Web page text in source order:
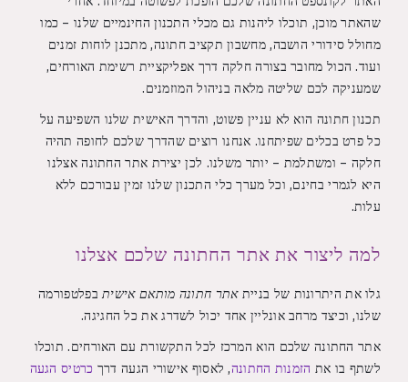
שהאתר מוכן, תוכלו ליהנות גם מכלי התכנון החינמיים שלנו – כמו
מחולל סידורי הושבה, מחשבון תקציב חתונה, מתכנן לוחות זמנים
ועוד. הכול מחובר בצורה חלקה דרך אפליקציית רשימת האורחים,
שמעניקה לכם שליטה מלאה בניהול המוזמנים.
תכנון חתונה הוא לא עניין פשוט, והדרך האישית שלנו השפיעה על
כל פרט בכלים שפיתחנו. אנחנו רוצים שהדרך שלכם לחופה תהיה
חלקה – ומשתלמת – יותר משלנו. לכן יצירת אתר החתונה אצלנו
היא לגמרי בחינם, וכל מערך כלי התכנון שלנו זמין עבורכם ללא
עלות.
למה ליצור את אתר החתונה שלכם אצלנו
גלו את היתרונות של בנייתאתר חתונה מותאם אישיתבפלטפורמה
שלנו, וכיצד מרחב אונליין אחד יכול לשדרג את כל החגיגה.
אתר החתונה שלכם הוא המרכז לכל התקשורת עם האורחים. תוכלו
לשתף בו את הזמנות החתונה, לאסוף אישורי הגעה דרך כרטיס הגעה